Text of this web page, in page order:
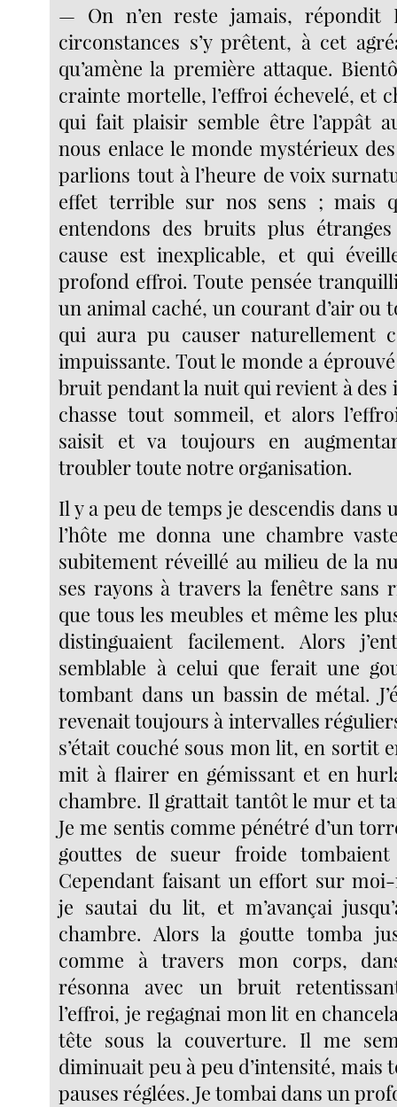
— On n’en reste jamais, répondit
circonstances s’y prêtent, à cet
qu’amène la première attaque.
crainte mortelle, l’effroi échevelé, et
qui fait plaisir semble être l’appât
nous enlace le monde mystérieux
parlions tout à l’heure de voix
effet terrible sur nos sens ; mais
entendons des bruits plus
cause est inexplicable, et qui
profond effroi. Toute pensée
un animal caché, un courant d’air ou
qui aura pu causer naturellement
impuissante. Tout le monde a
bruit pendant la nuit qui revient à des
chasse tout sommeil, et alors
saisit et va toujours en
troubler toute notre organisation.
Il y a peu de temps je descendis dans
l’hôte me donna une chambre
subitement réveillé au milieu de la
ses rayons à travers la fenêtre sans
que tous les meubles et même les
distinguaient facilement. Alors
semblable à celui que ferait une
tombant dans un bassin de métal.
revenait toujours à intervalles
s’était couché sous mon lit, en sortit
mit à flairer en gémissant et en
chambre. Il grattait tantôt le mur et
Je me sentis comme pénétré d’un
gouttes de sueur froide
Cependant faisant un effort sur moi-
je sautai du lit, et m’avançai
chambre. Alors la goutte tomba
comme à travers mon corps,
résonna avec un bruit
l’effroi, je regagnai mon lit en
tête sous la couverture. Il me
diminuait peu à peu d’intensité, mais
pauses réglées. Je tombai dans un